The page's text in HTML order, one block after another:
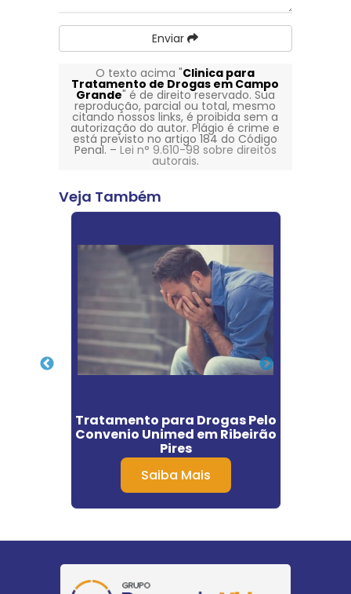
Enviar
O texto acima "Clinica para
Tratamento de Drogas em Campo
Grande" é de direito reservado. Sua
reprodução, parcial ou total, mesmo
citando nossos links, é proibida sem a
autorização do autor. Plágio é crime e
está previsto no artigo 184 do Código
Penal. – Lei n° 9.610-98 sobre direitos
autorais.
Veja Também
Tratamento para Drogas Pelo
Convenio Unimed em Ribeirão
Pires
Saiba Mais